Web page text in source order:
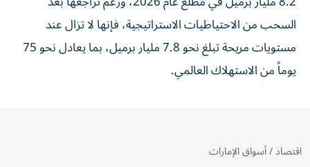
السحب من الاحتياطيات الاستراتيجية، فإنها لا تزال عند
مستويات مريحة تبلغ نحو 7.8 مليار برميل، بما يعادل نحو 75
يوماً من الاستهلاك العالمي.
اقتصاد/أسواق الإمارات